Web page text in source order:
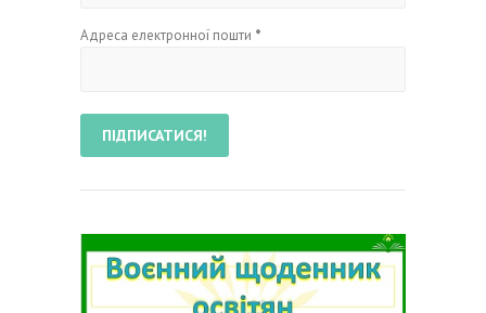
Адреса електронної пошти *